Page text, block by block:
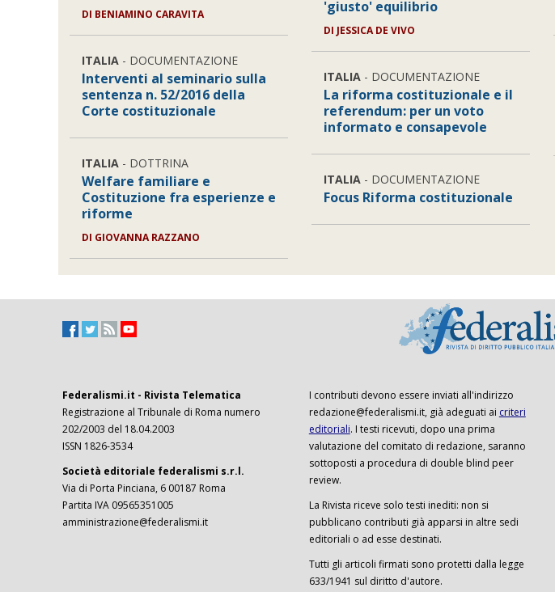
DI BENIAMINO CARAVITA
ITALIA - DOCUMENTAZIONE
Interventi al seminario sulla
sentenza n. 52/2016 della
Corte costituzionale
ITALIA - DOTTRINA
Welfare familiare e
Costituzione fra esperienze e
riforme
DI GIOVANNA RAZZANO
'giusto' equilibrio
DI JESSICA DE VIVO
ITALIA - DOCUMENTAZIONE
La riforma costituzionale e il
referendum: per un voto
informato e consapevole
ITALIA - DOCUMENTAZIONE
Focus Riforma costituzionale
Federalismi.it - Rivista Telematica
Registrazione al Tribunale di Roma numero
202/2003 del 18.04.2003
ISSN 1826-3534
Società editoriale federalismi s.r.l.
Via di Porta Pinciana, 6 00187 Roma
Partita IVA 09565351005
amministrazione@federalismi.it
I contributi devono essere inviati all'indirizzo
redazione@federalismi.it, già adeguati ai criteri
editoriali. I testi ricevuti, dopo una prima
valutazione del comitato di redazione, saranno
sottoposti a procedura di double blind peer
review.
La Rivista riceve solo testi inediti: non si
pubblicano contributi già apparsi in altre sedi
editoriali o ad esse destinati.
Tutti gli articoli firmati sono protetti dalla legge
633/1941 sul diritto d'autore.